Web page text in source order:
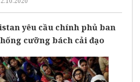
yêu cầu chính phủ ban
cưỡng bách cải đạo